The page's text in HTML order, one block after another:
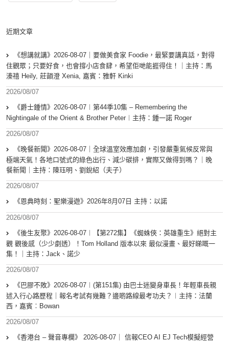
近期文章
《想講就講》2026-08-07｜要做美食家 Foodie，最緊要講真話，對得
住觀眾；只要好食，也會撐小店食肆，希望佢哋能捱得住！｜主持：馬
溱禧 Heily, 莊韻澄 Xenia, 嘉賓：雅軒 Kinki
2026/08/07
《爵士鍾情》2026-08-07︱第44季10集 – Remembering the
Nightingale of the Orient & Brother Peter︱主持：鍾一諾 Roger
2026/08/07
《晚餐新聞》2026-08-07｜全球溫室效應加劇，引發嚴重氣候反常與
極端天氣！各地口號式的綠色出行、減少碳排，實際又做得到嗎？｜晚
餐新聞｜主持：陳珏明、劉銳紹（夫子）
2026/08/07
《恩典時刻：聖樂漫遊》2026年8月07日 主持：以諾
2026/08/07
《後生友聚》2026-08-07︱【第272集】《蜘蛛俠：英雄重生》絕對主
觀 觀後感（少少劇透）！Tom Holland 版本以來 最似漫畫、最好睇嘅一
集！｜主持：Jack、諾少
2026/08/07
《巴膠不敗》2026-08-07︱(第151集) 由巴士迷變身車長！年輕車長親
述入行心路歷程｜報名考試有幾難？邊啲路線最考功夫？︱主持：法蘭
西，嘉賓︰Bowan
2026/08/07
《香港台 – 聲音專欄》 2026-08-07｜ 信報CEO AI EJ Tech模擬經營